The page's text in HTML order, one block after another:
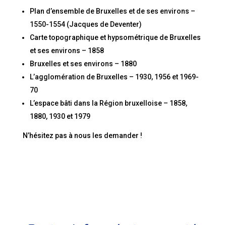
Plan d’ensemble de Bruxelles et de ses environs –
1550-1554 (Jacques de Deventer)
Carte topographique et hypsométrique de Bruxelles
et ses environs – 1858
Bruxelles et ses environs – 1880
L’agglomération de Bruxelles – 1930, 1956 et 1969-
70
L’espace bâti dans la Région bruxelloise – 1858,
1880, 1930 et 1979
N’hésitez pas à nous les demander !